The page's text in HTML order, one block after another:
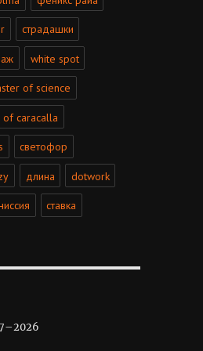
страдашки
white spot
of science
of caracalla
светофор
длина dotwork
ставка
2026